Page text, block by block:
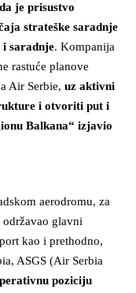
je prisustvo
strateške saradnje
i saradnje. Kompanija
rastuće planove
Air Serbie, uz aktivni
i otvoriti put i
Balkana“ izjavio
aerodromu, za
glavni
kao i prethodno,
ASGS (Air Serbia
poziciju